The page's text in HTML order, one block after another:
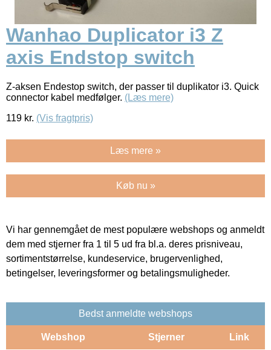
Wanhao Duplicator i3 Z
axis Endstop switch
Z-aksen Endestop switch, der passer til duplikator i3. Quick
connector kabel medfølger. (Læs mere)
119 kr. (Vis fragtpris)
Læs mere »
Køb nu »
Vi har gennemgået de mest populære webshops og anmeldt
dem med stjerner fra 1 til 5 ud fra bl.a. deres prisniveau,
sortimentstørrelse, kundeservice, brugervenlighed,
betingelser, leveringsformer og betalingsmuligheder.
Bedst anmeldte webshops
Webshop Stjerner Link